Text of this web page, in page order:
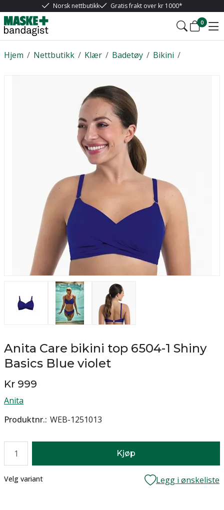
Norsk nettbutikk Gratis frakt over kr 1000*
0
/
Hjem /
Nettbutikk /
Klær /
Badetøy /
Bikini
Anita Care bikini top 6504-1 Shiny
Basics Blue violet
Kr 999
Anita
Produktnr. WEB-1251013
Kjøp
Lager
Velg variant Legg i ønskeliste